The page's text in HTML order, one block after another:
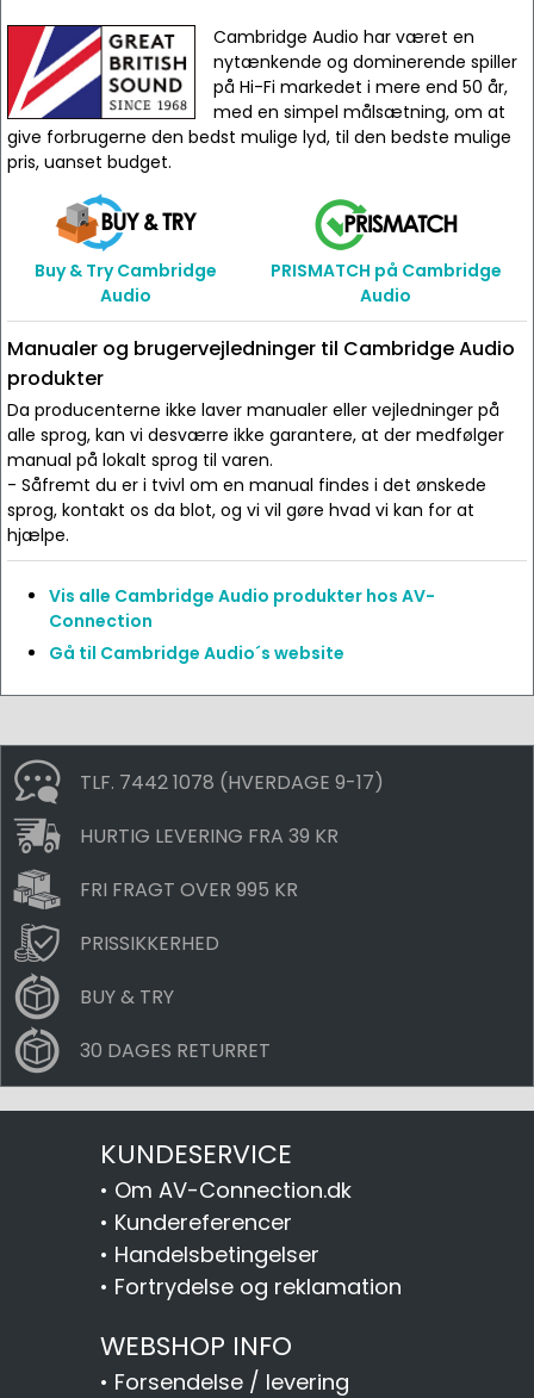
Cambridge Audio har været en
nytænkende og dominerende spiller
på Hi-Fi markedet i mere end 50 år,
med en simpel målsætning, om at
give forbrugerne den bedst mulige lyd, til den bedste mulige
pris, uanset budget.
Buy & Try Cambridge
Audio
PRISMATCH på Cambridge
Audio
Manualer og brugervejledninger til Cambridge Audio
produkter
Da producenterne ikke laver manualer eller vejledninger på
alle sprog, kan vi desværre ikke garantere, at der medfølger
manual på lokalt sprog til varen.
- Såfremt du er i tvivl om en manual findes i det ønskede
sprog, kontakt os da blot, og vi vil gøre hvad vi kan for at
hjælpe.
Vis alle Cambridge Audio produkter hos AV-
Connection
Gå til Cambridge Audio´s website
TLF. 7442 1078 (HVERDAGE 9-17)
HURTIG LEVERING FRA 39 KR
FRI FRAGT OVER 995 KR
PRISSIKKERHED
BUY & TRY
30 DAGES RETURRET
KUNDESERVICE
• Om AV-Connection.dk
• Kundereferencer
• Handelsbetingelser
• Fortrydelse og reklamation
WEBSHOP INFO
• Forsendelse / levering